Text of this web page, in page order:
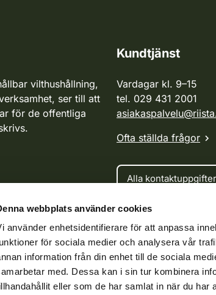
webbplats använder cookies
använder enhetsidentifierare för att anpassa
för sociala medier och analysera vår
information från din enhet till de sociala
med. Dessa kan i sin tur kombinera
eller som de har samlat in när du har
vilthushållning,
ser till att
för de offentliga
Kundtjänst
Vardagar kl. 9–15
tel. 029 431 2001
Ofta ställda frågor
Alla kontaktuppgifter
Jaktkort
Oma riista -tjänsten
Ansökan om licenser